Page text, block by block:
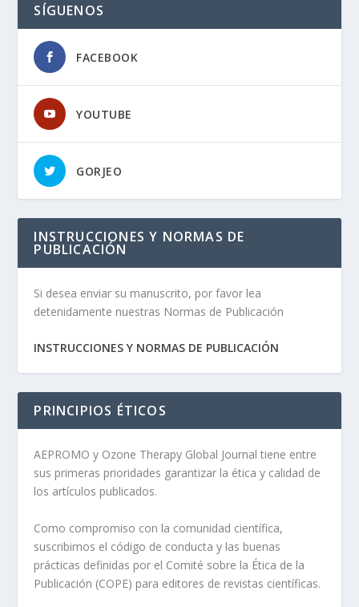
SÍGUENOS
FACEBOOK
YOUTUBE
GORJEO
INSTRUCCIONES Y NORMAS DE
PUBLICACIÓN
Si desea enviar su manuscrito, por favor lea
detenidamente nuestras Normas de Publicación
INSTRUCCIONES Y NORMAS DE PUBLICACIÓN
PRINCIPIOS ÉTICOS
AEPROMO y Ozone Therapy Global Journal tiene entre
sus primeras prioridades garantizar la ética y calidad de
los artículos publicados.
Como compromiso con la comunidad científica,
suscribimos el código de conducta y las buenas
prácticas definidas por el Comité sobre la Ética de la
Publicación (COPE) para editores de revistas científicas.